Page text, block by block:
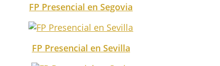
FP Presencial en Segovia
FP Presencial en Sevilla